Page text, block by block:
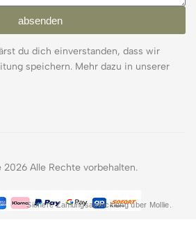
absenden
du dich einverstanden, dass wir
speichern. Mehr dazu in unserer
Alle Rechte vorbehalten.
Sichere Zahlungsabwicklung über Mollie.